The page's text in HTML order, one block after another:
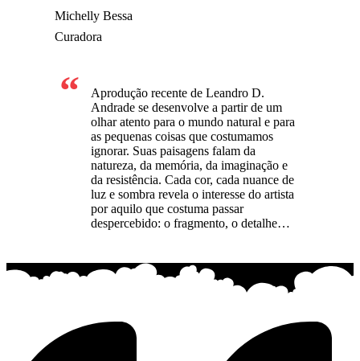
Aprodução recente de Leandro D.
Andrade se desenvolve a partir de um
olhar atento para o mundo natural e para
as pequenas coisas que costumamos
ignorar. Suas paisagens falam da
natureza, da memória, da imaginação e
da resistência. Cada cor, cada nuance de
luz e sombra revela o interesse do artista
por aquilo que costuma passar
despercebido: o fragmento, o detalhe…
Michelly Bessa
Curadora